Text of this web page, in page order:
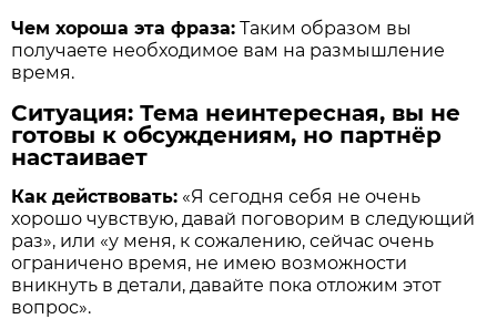
Чем хороша эта фраза: Таким образом вы
получаете необходимое вам на размышление
время.
Ситуация: Тема неинтересная, вы не
готовы к обсуждениям, но партнёр
настаивает
Как действовать: «Я сегодня себя не очень
хорошо чувствую, давай поговорим в следующий
раз», или «у меня, к сожалению, сейчас очень
ограничено время, не имею возможности
вникнуть в детали, давайте пока отложим этот
вопрос».